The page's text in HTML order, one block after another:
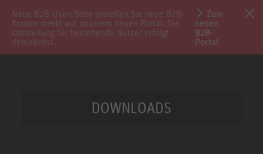
Neue B2B-User: Bitte erstellen Sie neue B2B-
Konten direkt auf unserem neuen Portal. Die
Umstellung für bestehende Nutzer erfolgt
demnächst.
Zum
neuen
B2B-
Portal
DOWNLOADS